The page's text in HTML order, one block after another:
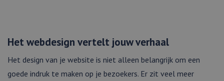
Het webdesign vertelt jouw verhaal
Het design van je website is niet alleen belangrijk om een
goede indruk te maken op je bezoekers. Er zit veel meer